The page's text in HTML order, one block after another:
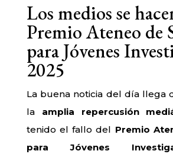
Los medios se
Premio Ateneo de
para Jóvenes
2025
La buena noticia del día llega
la amplia repercusión
tenido el fallo del Premio
para Jóvenes